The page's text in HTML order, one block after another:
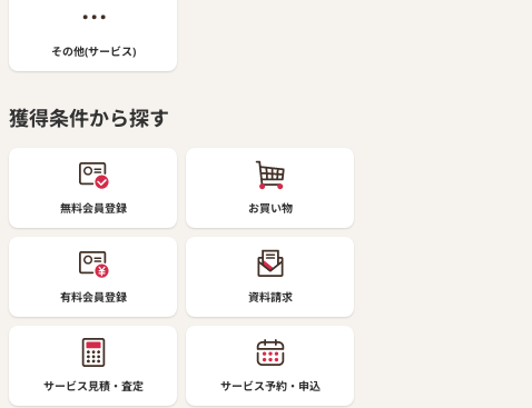
その他(サービス)
獲得条件から探す
無料会員登録 お買い物
有料会員登録 資料請求
サービス見積・査定 サービス予約・申込